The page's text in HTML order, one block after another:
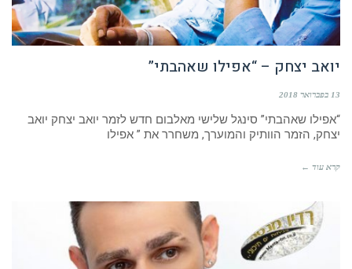
יואב יצחק – “אפילו שאהבתי”
13 בפברואר 2018
“אפילו שאהבתי” סינגל שלישי מאלבום חדש לזמר יואב יצחק יואב
יצחק, הזמר הוותיק והמוערך, משחרר את ” אפילו
קרא עוד ←